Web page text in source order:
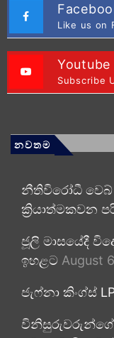
Like us on
Youtube
Subscribe
නවතම
නීතිවිරෝධී වෙබ්
ක්‍රියාත්මකවන
ජූලි මාසයේදී
ඉහළට August
ජැෆ්නා කිංග්ස්
විනිසුරුවරුන්ගේ